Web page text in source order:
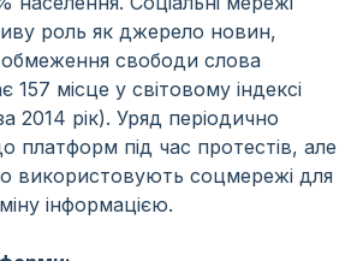
роль як джерело новин,
обмеження свободи слова
157 місце у світовому індексі
2014 рік). Уряд періодично
платформ під час протестів, але
використовують соцмережі для
інформацією.